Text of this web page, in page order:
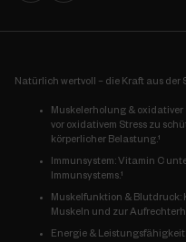
Natürlich wertvoll – die Kraft aus der
Muskelerholung & oxidativer
vor oxidativem Stress zu
körperlicher Belastung.¹
Immunsystem: Vitamin C
Immunsystems.¹
Muskelfunktion & Blutdruck:
Muskeln und zur
Energie & Leistungsfähigkeit: